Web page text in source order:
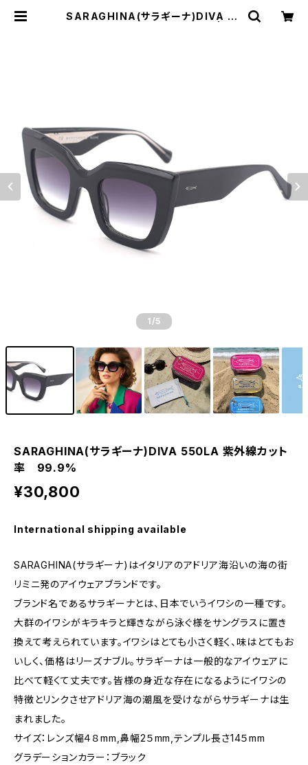
SARAGHINA(サラギーナ)DIVA 55
1 /5
SARAGHINA(サラギーナ)DIVA 550LA 紫外線カット
率 99.9%
¥30,800
International shipping available
SARAGHINA(サラギーナ)はイタリアのアドリア海沿いの海の街
リミニ発のアイウェアブランドです。
ブランド名であるサラギーナとは、日本でいうイワシの一種です。
大群のイワシがキラキラと輝きながら泳ぐ様をサングラスに置き
換えて考えられています。イワシはとても小さく軽く、味はとてもお
いしく、価格はリーズナブル。サラギーナは一般的なアイウェアに
比べて軽くて丈夫です。皆様の身近な存在になるようにイワシの
特徴とリンクさせアドリア海の潮風を受けながらサラギーナは生
まれました。
サイズ：レンズ幅４８mm,鼻幅2５mm,テンプル長さ14５mm
グラデーションカラー：ブラック